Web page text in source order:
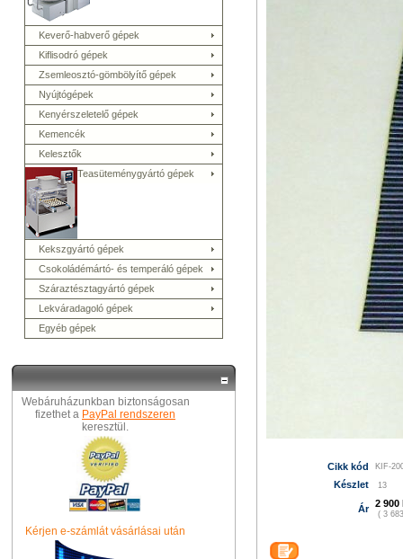
Keverő-habverő gépek
Kiflisodró gépek
Zsemleosztó-gömbölyítő gépek
Nyújtógépek
Kenyérszeletelő gépek
Kemencék
Kelesztők
Teasüteménygyártó gépek
Kekszgyártó gépek
Csokoládémártó- és temperáló gépek
Száraztésztagyártó gépek
Lekváradagoló gépek
Egyéb gépek
Webáruházunkban biztonságosan
fizethet a PayPal rendszeren
keresztül.
Kérjen e-számlát vásárlásai után
Cikk kód KIF-
Készlet 13
Ár 2 900
( 3